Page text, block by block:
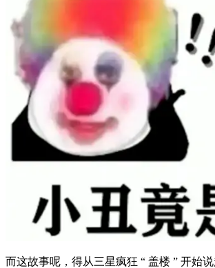
而这故事呢，得从三星疯狂 “ 盖楼 ” 开始说